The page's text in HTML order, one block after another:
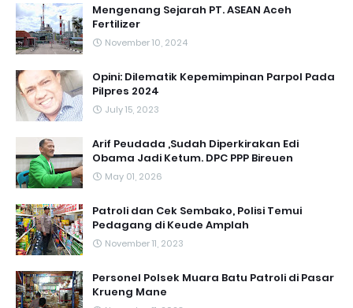
Mengenang Sejarah PT. ASEAN Aceh
Fertilizer
November 10, 2024
Opini: Dilematik Kepemimpinan Parpol Pada
Pilpres 2024
July 15, 2023
Arif Peudada ,Sudah Diperkirakan Edi
Obama Jadi Ketum. DPC PPP Bireuen
May 01, 2026
Patroli dan Cek Sembako, Polisi Temui
Pedagang di Keude Amplah
November 11, 2023
Personel Polsek Muara Batu Patroli di Pasar
Krueng Mane